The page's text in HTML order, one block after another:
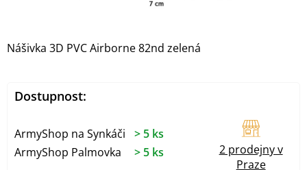
Nášivka 3D PVC Airborne 82nd zelená
Dostupnost:
ArmyShop na Synkáči
> 5 ks
ArmyShop Palmovka
> 5 ks
2 prodejny v
Praze